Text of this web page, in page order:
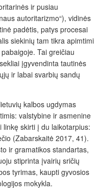
ir pusiau
autoritarizmo“), vidinės
padėtis, patys procesai
siekinių tam tikra apimtimi
Tai greičiau
įgyvendinta tautinės
ir labai svarbių sandų
kalbos ugdymas
valstybine ir asmenine
skirti į du laikotarpius:
(Zabarskaitė 2017, 41).
ir gramatikos standartas,
stiprinta įvairių sričių
tyrimas, kaupti gyvosios
mokykla.